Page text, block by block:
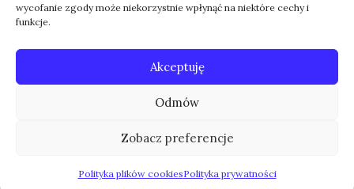
wycofanie zgody może niekorzystnie wpłynąć na niektóre cechy i
funkcje.
Akceptuję
Odmów
Zobacz preferencje
Polityka plików cookiesPolityka prywatności